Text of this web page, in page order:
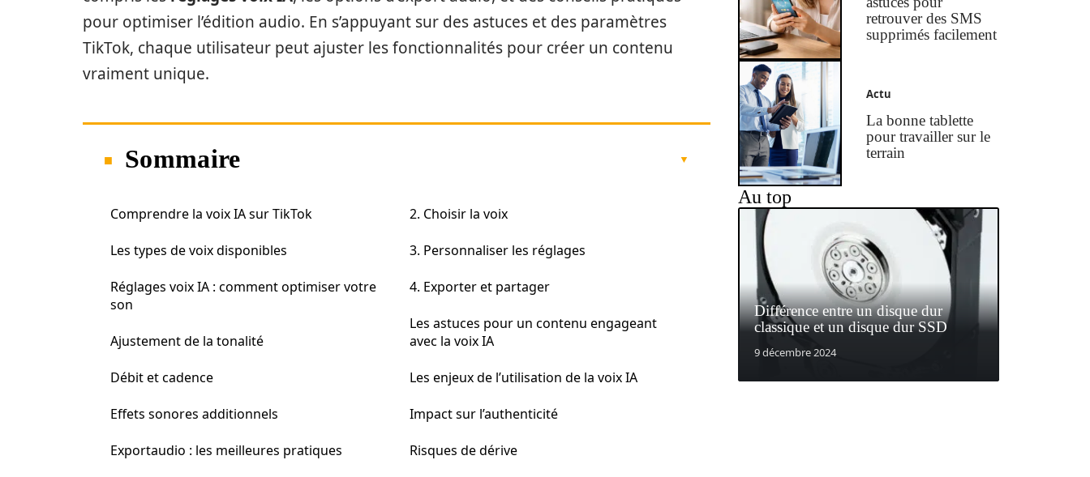
pour optimiser l’édition audio. En s’appuyant sur des astuces et des paramètres
TikTok, chaque utilisateur peut ajuster les fonctionnalités pour créer un contenu
vraiment unique.
Sommaire
Comprendre la voix IA sur TikTok
Les types de voix disponibles
Réglages voix IA : comment optimiser votre
son
Ajustement de la tonalité
Débit et cadence
Effets sonores additionnels
Exportaudio : les meilleures pratiques
2. Choisir la voix
3. Personnaliser les réglages
4. Exporter et partager
Les astuces pour un contenu engageant
avec la voix IA
Les enjeux de l’utilisation de la voix IA
Impact sur l’authenticité
Risques de dérive
retrouver des SMS
supprimés facilement
Actu
La bonne tablette
pour travailler sur le
terrain
Au top
Différence entre un disque dur
classique et un disque dur SSD
9 décembre 2024